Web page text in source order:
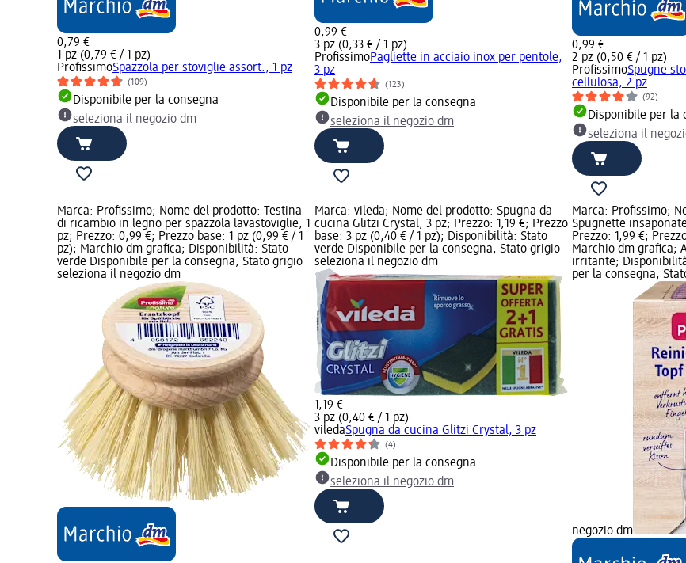
0,79 €
1 pz (0,79 € / 1 pz)
ProfissimoSpazzola per stoviglie assort., 1 pz
(109)
Disponibile per la consegna
seleziona il negozio dm
0,99 €
3 pz (0,33 € / 1 pz)
ProfissimoPagliette in acciaio inox per pentole,
3 pz
(123)
Disponibile per la consegna
seleziona il negozio dm
0,99 €
2 pz (0,50 € / 1 pz)
ProfissimoSpugne
cellulosa, 2 pz
(92)
Disponibile per la
seleziona il
Marca: Profissimo; Nome del prodotto: Testina
di ricambio in legno per spazzola lavastoviglie, 1
pz; Prezzo: 0,99 €; Prezzo base: 1 pz (0,99 € / 1
pz); Marchio dm grafica; Disponibilità: Stato
verde Disponibile per la consegna, Stato grigio
seleziona il negozio dm
Marca: vileda; Nome del prodotto: Spugna da
cucina Glitzi Crystal, 3 pz; Prezzo: 1,19 €; Prezzo
base: 3 pz (0,40 € / 1 pz); Disponibilità: Stato
verde Disponibile per la consegna, Stato grigio
seleziona il negozio dm
1,19 €
3 pz (0,40 € / 1 pz)
viledaSpugna da cucina Glitzi Crystal, 3 pz
(4)
Disponibile per la consegna
seleziona il negozio dm
Marca: Profissimo;
Spugnette
Prezzo: 1,99 €;
Marchio dm grafica;
irritante;
per la consegna,
negozio dm